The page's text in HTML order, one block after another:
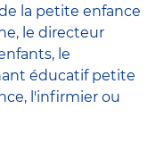
la petite enfance
, le directeur
, le
éducatif petite
, l'infirmier ou